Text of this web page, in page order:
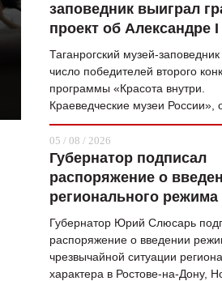
АФИША
ЖУРНАЛ
заповедник выиграл
проект об Александре I
Таганрогский музей-
число победителей второго
программы «Красота внутри.
Краеведческие музеи России»,
05 / 08 / 2026
Губернатор подписал
распоряжение о
регионального
Губернатор Юрий Слюсарь
распоряжение о введении
чрезвычайной ситуации
характера в Ростове-на-Дону,